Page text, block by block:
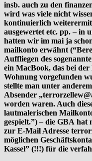
insb. auch zu den
wird was viele nicht
kontinuierlich
ausgewertet etc. pp. – in
hatten wir im mai ja
mailkonto erwähnt
Auffliegen des
ein MacBook, das bei
Wohnung vorgefunden
stellte man unter
Absender
worden waren. Auch
lautmalerischen
gespielt.”) – die GBA hat
zur E-Mail Adresse
möglichen
Kassel” (!!!) für die